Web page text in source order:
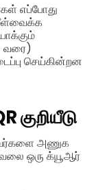
எப்போது
வரை)
செய்கின்றன
குறியீடு
அணுக
ஒரு க்யூஆர்